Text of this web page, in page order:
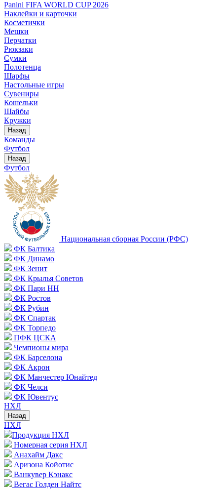
Panini FIFA WORLD CUP 2026
Наклейки и карточки
Косметички
Мешки
Перчатки
Рюкзаки
Сумки
Полотенца
Шарфы
Настольные игры
Сувениры
Кошельки
Шайбы
Кружки
Назад
Команды
Футбол
Назад
Футбол
Национальная сборная России (РФС)
ФК Балтика
ФК Динамо
ФК Зенит
ФК Крылья Советов
ФК Пари НН
ФК Ростов
ФК Рубин
ФК Спартак
ФК Торпедо
ПФК ЦСКА
Чемпионы мира
ФК Барселона
ФК Акрон
ФК Манчестер Юнайтед
ФК Челси
ФК Ювентус
НХЛ
Назад
НХЛ
Продукция НХЛ
Номерная серия НХЛ
Анахайм Дакс
Аризона Койотис
Ванкувер Кэнакс
Вегас Голден Найтс